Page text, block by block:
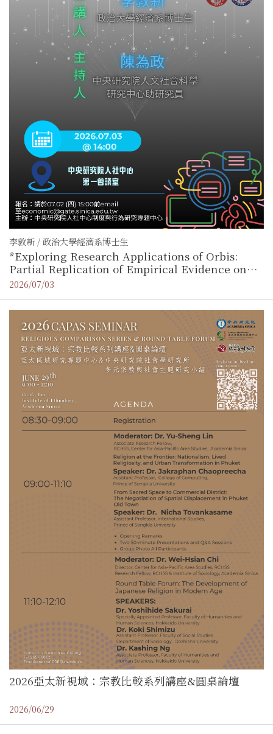
李敦新 / 政治大學經濟系博士生
*Exploring Research Applications of Orbis:
Partial Replication of Empirical Evidence on
Multinational Firms
2026/07/03
2026亞太新視域：宗教比較系列講座&圓桌論壇
2026/06/29